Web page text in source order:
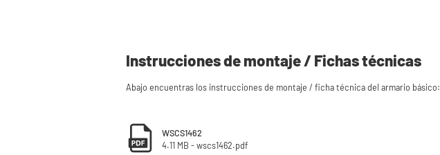
Instrucciones de montaje / Fichas técnicas
Abajo encuentras los instrucciones de montaje / ficha técnica del armario básico:
WSCS1462
4.11 MB - wscs1462.pdf